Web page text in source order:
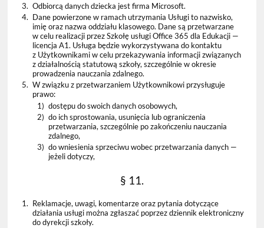
3. Odbiorcą danych dziecka jest firma Microsoft.
4. Dane powierzone w ramach utrzymania Usługi to nazwisko,
imię oraz nazwa oddziału klasowego. Dane są przetwarzane
w celu realizacji przez Szkołę usługi Office 365 dla Edukacji —
licencja A1. Usługa będzie wykorzystywana do kontaktu
z Użytkownikami w celu przekazywania informacji związanych
z działalnością statutową szkoły, szczególnie w okresie
prowadzenia nauczania zdalnego.
5. W związku z przetwarzaniem Użytkownikowi przysługuje
prawo:
1) dostępu do swoich danych osobowych,
2) do ich sprostowania, usunięcia lub ograniczenia
przetwarzania, szczególnie po zakończeniu nauczania
zdalnego,
3) do wniesienia sprzeciwu wobec przetwarzania danych —
jeżeli dotyczy,
§ 11.
1. Reklamacje, uwagi, komentarze oraz pytania dotyczące
działania usługi można zgłaszać poprzez dziennik elektroniczny
do dyrekcji szkoły.